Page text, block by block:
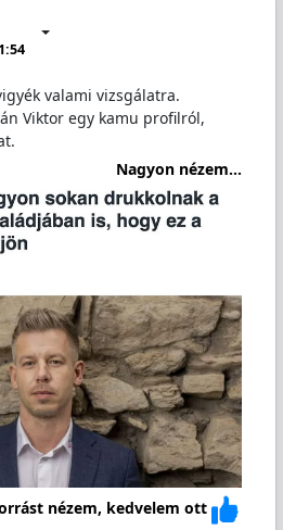
valami vizsgálatra.
Viktor egy kamu profilról,
Nagyon nézem...
nézem, kedvelem ott